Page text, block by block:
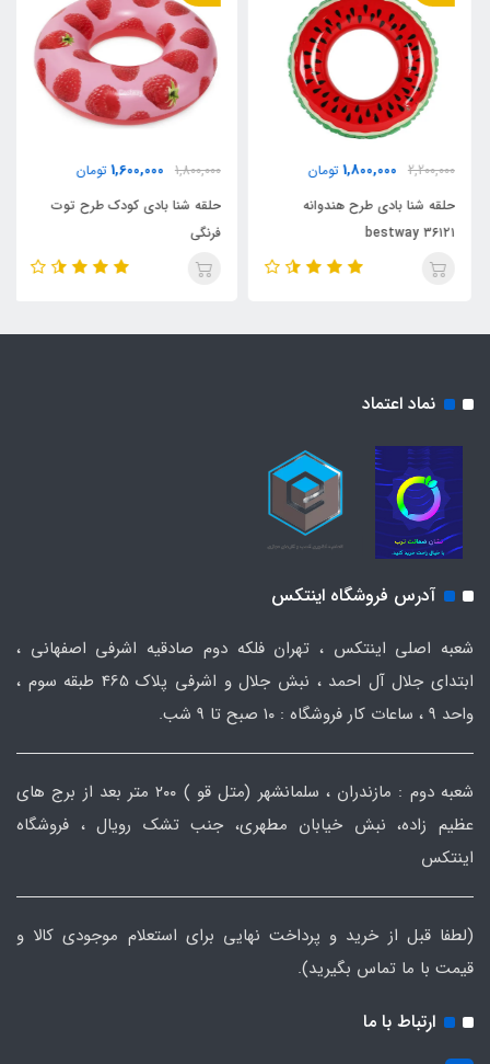
2,200,000
1,800,000 تومان
حلقه شنا بادی طرح هندوانه
bestway ۳۶۱۲۱
1,800,000
1,600,000 تومان
حلقه شنا بادی کودک طرح توت
فرنگی
نماد اعتماد
آدرس فروشگاه اینتکس
شعبه اصلی اینتکس ، تهران فلکه دوم صادقیه اشرفی اصفهانی ،
ابتدای جلال آل احمد ، نبش جلال و اشرفی پلاک 465 طبقه سوم ،
واحد ۹ ، ساعات کار فروشگاه : ۱۰ صبح تا ۹ شب.
شعبه دوم : مازندران ، سلمانشهر (متل قو ) ۲۰۰ متر بعد از برج های
عظیم زاده، نبش خیابان مطهری، جنب تشک رویال ، فروشگاه
اینتکس
(لطفا قبل از خرید و پرداخت نهایی برای استعلام موجودی کالا و
قیمت با ما تماس بگیرید).
ارتباط با ما